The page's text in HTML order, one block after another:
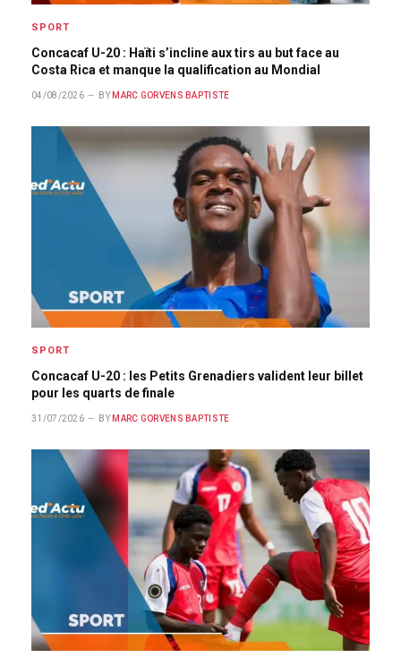
SPORT
Concacaf U-20 : Haïti s’incline aux tirs au but face au
Costa Rica et manque la qualification au Mondial
04/08/2026 BY MARC GORVENS BAPTISTE
SPORT
Concacaf U-20 : les Petits Grenadiers valident leur billet
pour les quarts de finale
31/07/2026 BY MARC GORVENS BAPTISTE